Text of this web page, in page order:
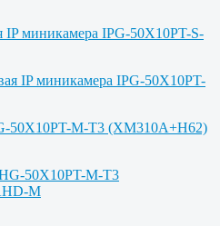
IP миникамера IPG-50X10PT-S-
50X10PT-M-T3 (XM310A+H62)